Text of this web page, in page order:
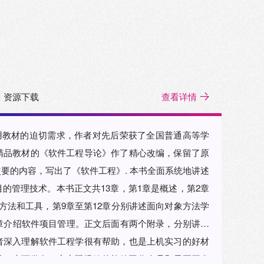
资源下载 查看详情
材的迫切需求，作者对先后荣获了全国普通高等学
教材的《软件工程导论》作了精心改编，保留了原
了《软件工程》. 本书全面系统地讲述
管理技术。本书正文共13章，第1章是概述，第2章
法和工具，第9章至第12章分别讲述面向对象方法学
绍软件项目管理。正文后面有两个附录，分别讲述
入理解软件工程学很有帮助，也是上机实习的好材
也可供有一定实际经验的软件工作人员和需要开发